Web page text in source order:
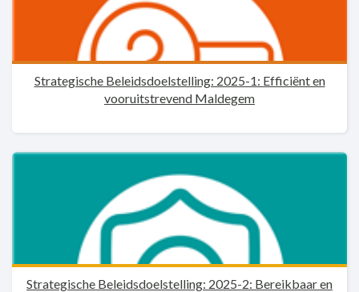
Strategische Beleidsdoelstelling: 2025-1: Efficiënt en
vooruitstrevend Maldegem
Strategische Beleidsdoelstelling: 2025-2: Bereikbaar en